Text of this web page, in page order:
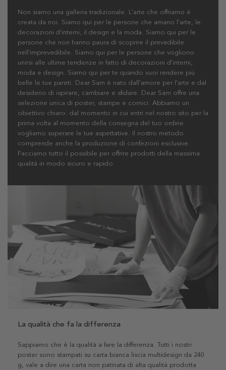
Non siamo una galleria tradizionale. L'arte che offriamo è
creata da noi. Siamo qui per le persone che amano l'arte, le
decorazioni d'interni, il design e la moda. Siamo qui per le
persone che non hanno paura di scoprire il prevedibile
nell'imprevedibile. Siamo qui per le persone che vogliono
unirsi alle ultime tendenze in fatto di decorazioni d'interni,
moda e design. Siamo qui per te quando vuoi rendere più
belle le tue pareti. Dear Sam è nato dall'amore per l'arte e dal
desiderio di ispirare, cambiare e sfidare. Dear Sam offre una
selezione unica di poster, stampe e cornici. Abbiamo un
obiettivo chiaro: dal momento in cui entri nel nostro sito per la
prima volta al momento della consegna del tuo ordine
vogliamo superare le tue aspettative. Il nostro metodo
comprende anche la produzione di confezioni esclusive.
Facciamo tutto il possibile per offrire prodotti della massima
qualità in modo sicuro e rapido.
La qualità che fa la differenza
Sappiamo che è la qualità a fare la differenza. Tutti i nostri
poster sono stampati su carta bianca liscia multidesign da 240
g, vale a dire una carta non patinata di alta qualità prodotta